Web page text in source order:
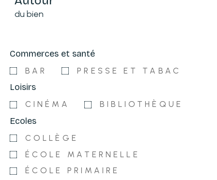
du bien
Commerces et santé
BAR PRESSE ET TABAC
Loisirs
CINÉMA BIBLIOTHÈQUE
Ecoles
COLLÈGE
ÉCOLE MATERNELLE
ÉCOLE PRIMAIRE